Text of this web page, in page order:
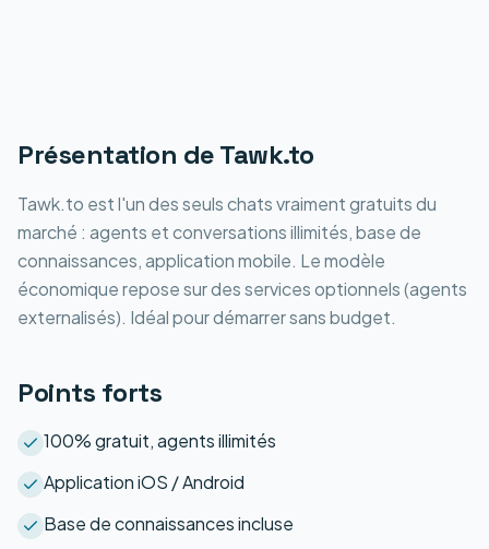
Présentation deTawk.to
Tawk.to est l'un des seuls chats vraiment gratuits du
marché : agents et conversations illimités, base de
connaissances, application mobile. Le modèle
économique repose sur des services optionnels (agents
externalisés). Idéal pour démarrer sans budget.
Points forts
100% gratuit, agents illimités
Application iOS / Android
Base de connaissances incluse